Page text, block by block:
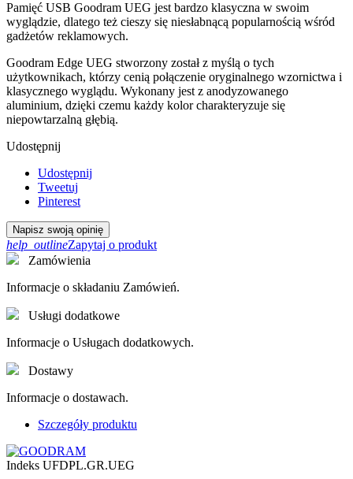
Pamięć USB Goodram UEG jest bardzo klasyczna w swoim
wyglądzie, dlatego też cieszy się niesłabnącą popularnością wśród
gadżetów reklamowych.
Goodram Edge UEG stworzony został z myślą o tych
użytkownikach, którzy cenią połączenie oryginalnego wzornictwa i
klasycznego wyglądu. Wykonany jest z anodyzowanego
aluminium, dzięki czemu każdy kolor charakteryzuje się
niepowtarzalną głębią.
Udostępnij
Udostępnij
Tweetuj
Pinterest
Napisz swoją opinię
help_outlineZapytaj o produkt
Zamówienia
Informacje o składaniu Zamówień.
Usługi dodatkowe
Informacje o Usługach dodatkowych.
Dostawy
Informacje o dostawach.
Szczegóły produktu
Indeks UFDPL.GR.UEG